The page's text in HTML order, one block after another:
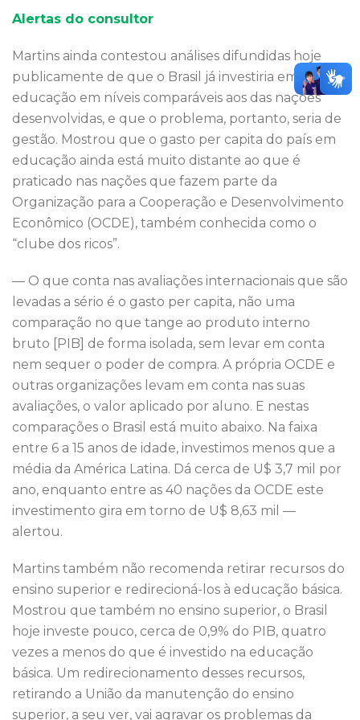
Alertas do consultor
Martins ainda contestou análises difundidas hoje
publicamente de que o Brasil já investiria em
educação em níveis comparáveis aos das nações
desenvolvidas, e que o problema, portanto, seria de
gestão. Mostrou que o gasto per capita do país em
educação ainda está muito distante ao que é
praticado nas nações que fazem parte da
Organização para a Cooperação e Desenvolvimento
Econômico (OCDE), também conhecida como o
“clube dos ricos”.
— O que conta nas avaliações internacionais que são
levadas a sério é o gasto per capita, não uma
comparação no que tange ao produto interno
bruto [PIB] de forma isolada, sem levar em conta
nem sequer o poder de compra. A própria OCDE e
outras organizações levam em conta nas suas
avaliações, o valor aplicado por aluno. E nestas
comparações o Brasil está muito abaixo. Na faixa
entre 6 a 15 anos de idade, investimos menos que a
média da América Latina. Dá cerca de U$ 3,7 mil por
ano, enquanto entre as 40 nações da OCDE este
investimento gira em torno de U$ 8,63 mil —
alertou.
Martins também não recomenda retirar recursos do
ensino superior e redirecioná-los à educação básica.
Mostrou que também no ensino superior, o Brasil
hoje investe pouco, cerca de 0,9% do PIB, quatro
vezes a menos do que é investido na educação
básica. Um redirecionamento desses recursos,
retirando a União da manutenção do ensino
superior, a seu ver, vai agravar os problemas da